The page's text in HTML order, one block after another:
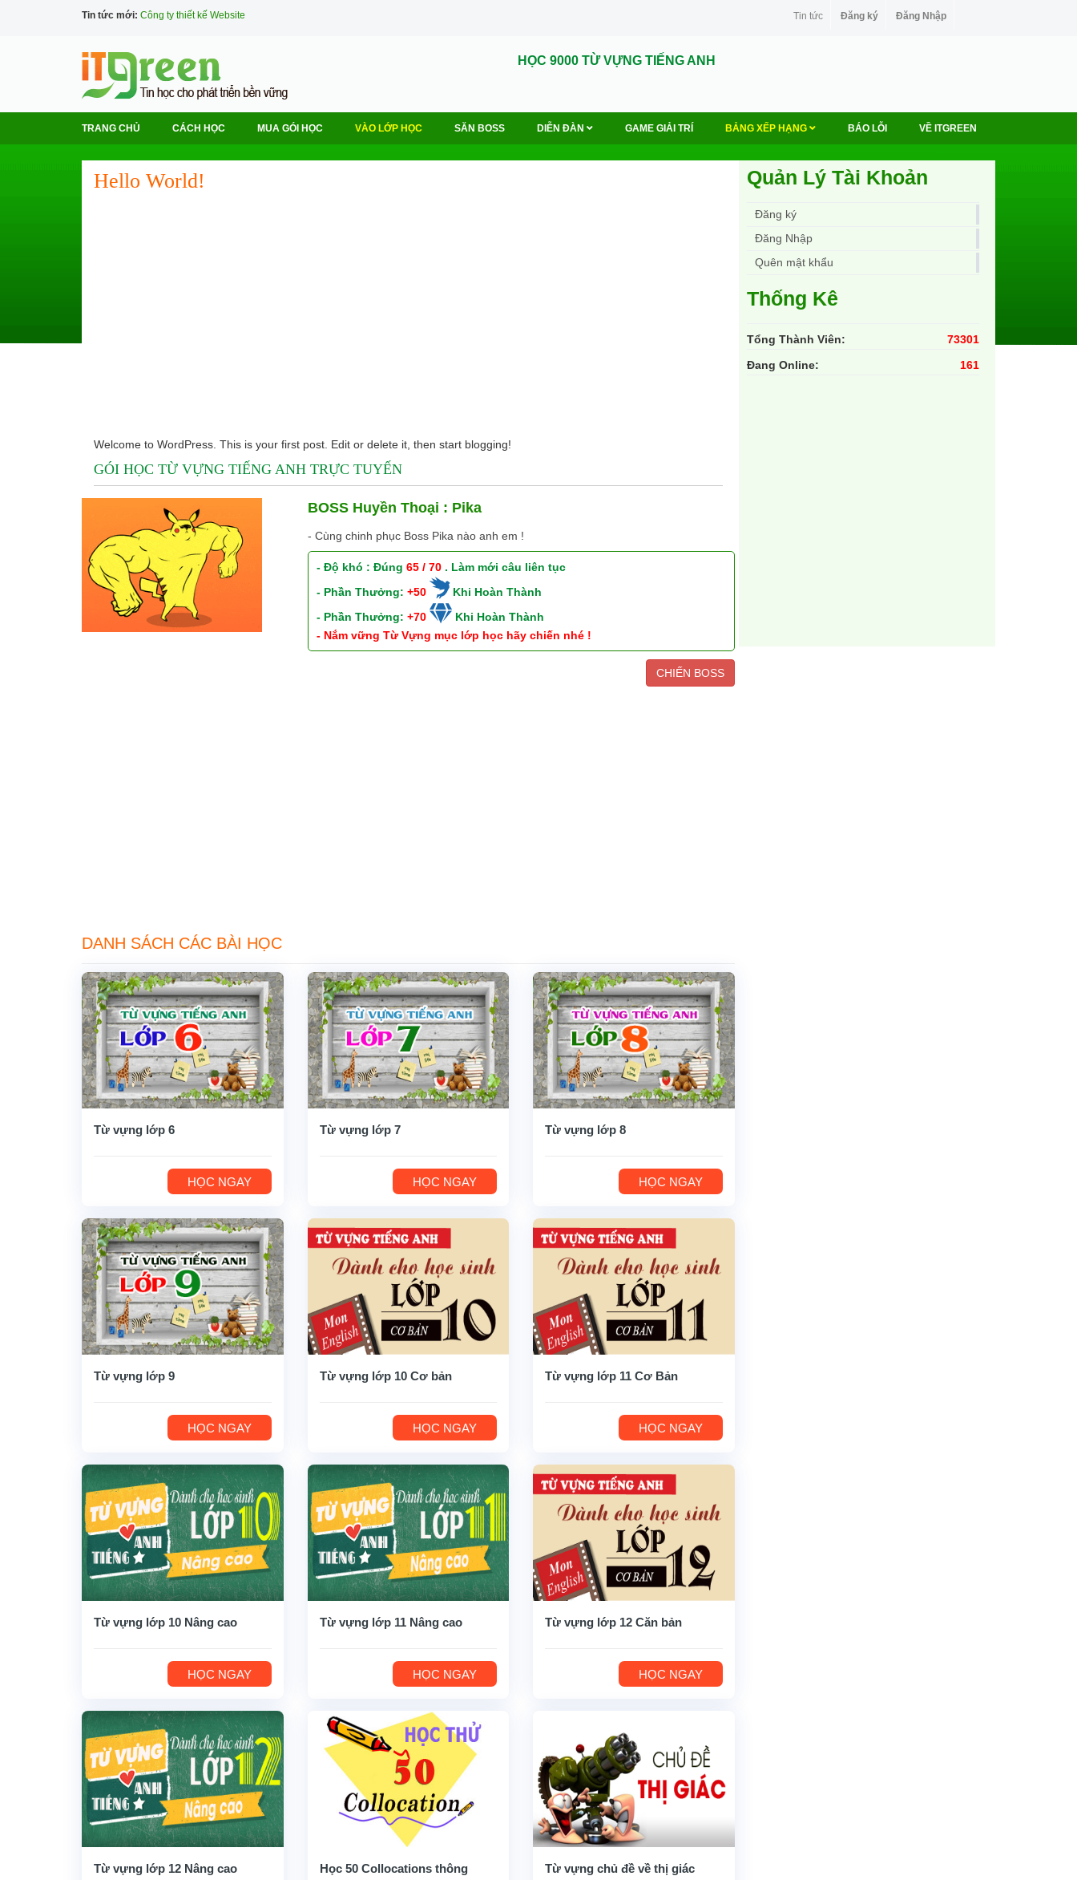
Tin tức mới: Công ty thiết kế Website Tin tức Đăng ký Đăng Nhập
HỌC 9000 TỪ VỰNG TIẾNG ANH
TRANG CHỦ CÁCH HỌC MUA GÓI HỌC VÀO LỚP HỌC SĂN BOSS DIỄN ĐÀN GAME GIẢI TRÍ BẢNG XẾP HẠNG BÁO LỖI VỀ ITGREEN
Hello World!
Welcome to WordPress. This is your first post. Edit or delete it, then start blogging!
GÓI HỌC TỪ VỰNG TIẾNG ANH TRỰC TUYẾN
BOSS Huyền Thoại : Pika
- Cùng chinh phục Boss Pika nào anh em !
- Độ khó : Đúng 65 / 70. Làm mới câu liên tục
- Phần Thưởng: +50
Khi Hoàn Thành
- Phần Thưởng: +70
Khi Hoàn Thành
- Nắm vững Từ Vựng mục lớp học hãy chiến nhé !
CHIẾN BOSS
DANH SÁCH CÁC BÀI HỌC
Từ vựng lớp 6
HỌC NGAY
Từ vựng lớp 7
HỌC NGAY
Từ vựng lớp 8
HỌC NGAY
Từ vựng lớp 9
HỌC NGAY
Từ vựng lớp 10 Cơ bản
HỌC NGAY
Từ vựng lớp 11 Cơ Bản
HỌC NGAY
Từ vựng lớp 10 Nâng cao
HỌC NGAY
Từ vựng lớp 11 Nâng cao
HỌC NGAY
Từ vựng lớp 12 Căn bản
HỌC NGAY
Từ vựng lớp 12 Nâng cao
Học 50 Collocations thông
Từ vựng chủ đề về thị giác
Quản Lý Tài Khoản
Đăng ký
Đăng Nhập
Quên mật khẩu
Thống Kê
Tổng Thành Viên:
73301
Đang Online:
161